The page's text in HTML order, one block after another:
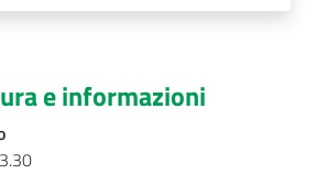
e informazioni